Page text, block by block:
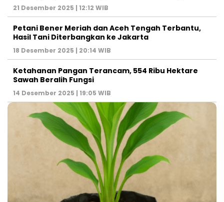
21 Desember 2025 | 12:12 WIB
Petani Bener Meriah dan Aceh Tengah Terbantu,
Hasil Tani Diterbangkan ke Jakarta
18 Desember 2025 | 20:14 WIB
Ketahanan Pangan Terancam, 554 Ribu Hektare
Sawah Beralih Fungsi
14 Desember 2025 | 19:05 WIB